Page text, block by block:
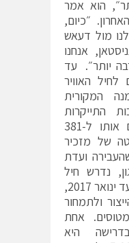
הוא אמר
״כיום,
מול דעאש
אנחנו
יותר״. עד
מטוסים לחיל האוויר
המקורית
בעקבות התייקרות
הפרוייקט הוחלט לצמצם אותו ל-381
של מזכיר
ועדת
נדרש חיל
האוויר האמריקני להעביר עד ינואר 2017,
ולתמחור
של עוד 197 מטוסים. אחת
היא